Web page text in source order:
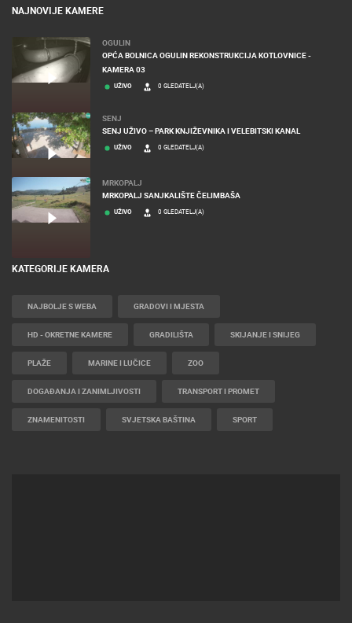
NAJNOVIJE KAMERE
OGULIN
OPĆA BOLNICA OGULIN REKONSTRUKCIJA KOTLOVNICE -
KAMERA 03
UŽIVO 0 GLEDATELJ(A)
SENJ
SENJ UŽIVO – PARK KNJIŽEVNIKA I VELEBITSKI KANAL
UŽIVO 0 GLEDATELJ(A)
MRKOPALJ
MRKOPALJ SANJKALIŠTE ČELIMBAŠA
UŽIVO 0 GLEDATELJ(A)
KATEGORIJE KAMERA
NAJBOLJE S WEBA GRADOVI I MJESTA
HD - OKRETNE KAMERE GRADILIŠTA SKIJANJE I SNIJEG
PLAŽE MARINE I LUČICE ZOO
DOGAĐANJA I ZANIMLJIVOSTI TRANSPORT I PROMET
ZNAMENITOSTI SVJETSKA BAŠTINA SPORT